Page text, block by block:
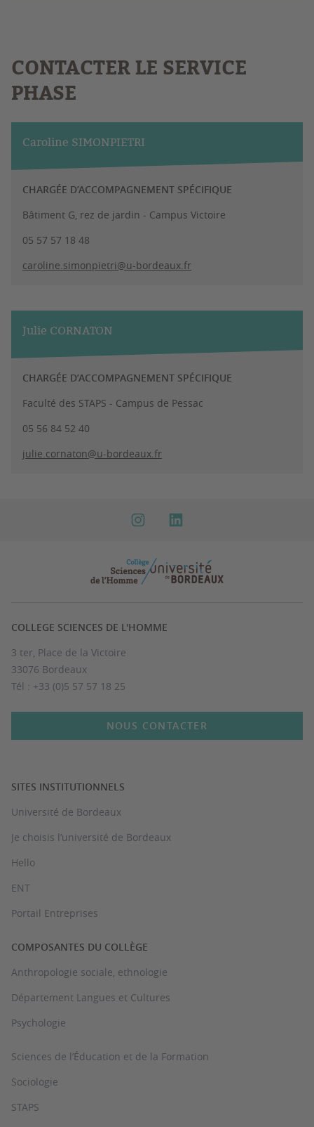
CONTACTER LE SERVICE
PHASE
Caroline SIMONPIETRI
CHARGÉE D’ACCOMPAGNEMENT SPÉCIFIQUE
Bâtiment G, rez de jardin - Campus Victoire
05 57 57 18 48
caroline.simonpietri@u-bordeaux.fr
Julie CORNATON
CHARGÉE D’ACCOMPAGNEMENT SPÉCIFIQUE
Faculté des STAPS - Campus de Pessac
05 56 84 52 40
julie.cornaton@u-bordeaux.fr
COLLEGE SCIENCES DE L'HOMME
3 ter, Place de la Victoire
33076 Bordeaux
Tél : +33 (0)5 57 57 18 25
NOUS CONTACTER
SITES INSTITUTIONNELS
Université de Bordeaux
Je choisis l’université de Bordeaux
Hello
ENT
Portail Entreprises
COMPOSANTES DU COLLÈGE
Anthropologie sociale, ethnologie
Département Langues et Cultures
Psychologie
Sciences de l’Éducation et de la Formation
Sociologie
STAPS